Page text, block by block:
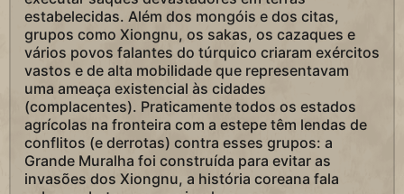
estabelecidas. Além dos mongóis e dos citas,
grupos como Xiongnu, os sakas, os cazaques e
vários povos falantes do túrquico criaram exércitos
vastos e de alta mobilidade que representavam
uma ameaça existencial às cidades
(complacentes). Praticamente todos os estados
agrícolas na fronteira com a estepe têm lendas de
conflitos (e derrotas) contra esses grupos: a
Grande Muralha foi construída para evitar as
invasões dos Xiongnu, a história coreana fala